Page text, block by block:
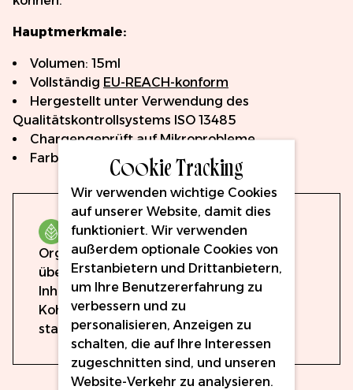
Hauptmerkmale:
Volumen: 15ml
Vollständig EU-REACH-konform
Hergestellt unter Verwendung des
Qualitätskontrollsystems ISO 13485
Chargengeprüft auf Mikroprobleme
Farbkalibriert für Genauigkeit
Organisch
Organische Pigmente werden
überwiegend aus organischen
Inhaltsstoffen formuliert, die aus
Kohlenstoff-Wasserstoff-Bindungen
stammen.
Cookie Tracking
Wir verwenden wichtige Cookies
auf unserer Website, damit dies
funktioniert. Wir verwenden
außerdem optionale Cookies von
Erstanbietern und Drittanbietern,
um Ihre Benutzererfahrung zu
verbessern und zu
personalisieren, Anzeigen zu
schalten, die auf Ihre Interessen
zugeschnitten sind, und unseren
Website-Verkehr zu analysieren.